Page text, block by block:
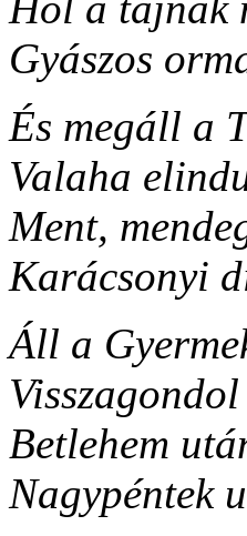
Gyászos
És megáll a
Valaha
Ment,
Karácsonyi
Áll a
Betlehem
Nagypéntek